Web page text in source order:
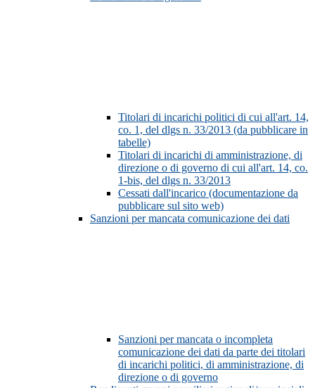
Titolari di incarichi politici di cui all'art. 14,
co. 1, del dlgs n. 33/2013 (da pubblicare in
tabelle)
Titolari di incarichi di amministrazione, di
direzione o di governo di cui all'art. 14, co.
1-bis, del dlgs n. 33/2013
Cessati dall'incarico (documentazione da
pubblicare sul sito web)
Sanzioni per mancata comunicazione dei dati
Sanzioni per mancata o incompleta
comunicazione dei dati da parte dei titolari
di incarichi politici, di amministrazione, di
direzione o di governo